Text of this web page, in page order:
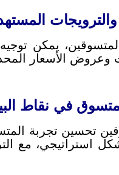
يمكن
وعروض الأسعار
تحسين تجربة
استراتيجي، مع